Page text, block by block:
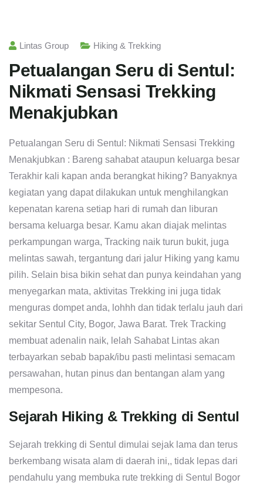
Lintas Group Hiking & Trekking
Petualangan Seru di Sentul:
Nikmati Sensasi Trekking
Menakjubkan
Petualangan Seru di Sentul: Nikmati Sensasi Trekking
Menakjubkan : Bareng sahabat ataupun keluarga besar
Terakhir kali kapan anda berangkat hiking? Banyaknya
kegiatan yang dapat dilakukan untuk menghilangkan
kepenatan karena setiap hari di rumah dan liburan
bersama keluarga besar. Kamu akan diajak melintas
perkampungan warga, Tracking naik turun bukit, juga
melintas sawah, tergantung dari jalur Hiking yang kamu
pilih. Selain bisa bikin sehat dan punya keindahan yang
menyegarkan mata, aktivitas Trekking ini juga tidak
menguras dompet anda, lohhh dan tidak terlalu jauh dari
sekitar Sentul City, Bogor, Jawa Barat. Trek Tracking
membuat adenalin naik, lelah Sahabat Lintas akan
terbayarkan sebab bapak/ibu pasti melintasi semacam
persawahan, hutan pinus dan bentangan alam yang
mempesona.
Sejarah Hiking & Trekking di Sentul
Sejarah trekking di Sentul dimulai sejak lama dan terus
berkembang wisata alam di daerah ini,, tidak lepas dari
pendahulu yang membuka rute trekking di Sentul Bogor